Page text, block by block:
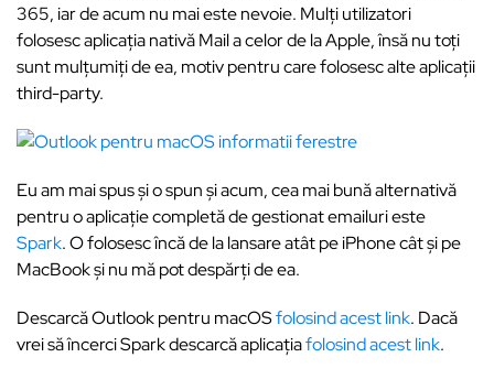
365, iar de acum nu mai este nevoie. Mulți utilizatori
folosesc aplicația nativă Mail a celor de la Apple, însă nu toți
sunt mulțumiți de ea, motiv pentru care folosesc alte aplicații
third-party.
Eu am mai spus și o spun și acum, cea mai bună alternativă
pentru o aplicație completă de gestionat emailuri este
Spark. O folosesc încă de la lansare atât pe iPhone cât și pe
MacBook și nu mă pot despărți de ea.
Descarcă Outlook pentru macOSfolosind acest link. Dacă
vrei să încerci Spark descarcă aplicațiafolosind acest link.